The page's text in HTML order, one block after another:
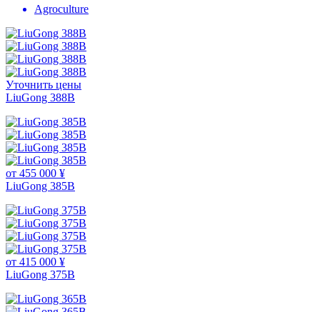
Agroculture
Уточнить цены
LiuGong 388В
от 455 000 ¥
LiuGong 385B
от 415 000 ¥
LiuGong 375B